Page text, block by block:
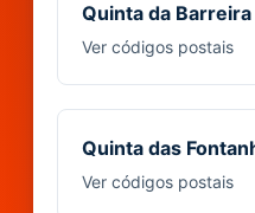
Quinta da Barreira
Ver códigos postais
Quinta das
Ver códigos postais